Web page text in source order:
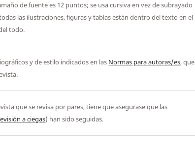
de fuente es 12 puntos; se usa cursiva en vez de subrayado
las ilustraciones, figuras y tablas están dentro del texto en el
todo.
y de estilo indicados en las Normas para autoras/es, que
que se revisa por pares, tiene que asegurase que las
a ciegas) han sido seguidas.